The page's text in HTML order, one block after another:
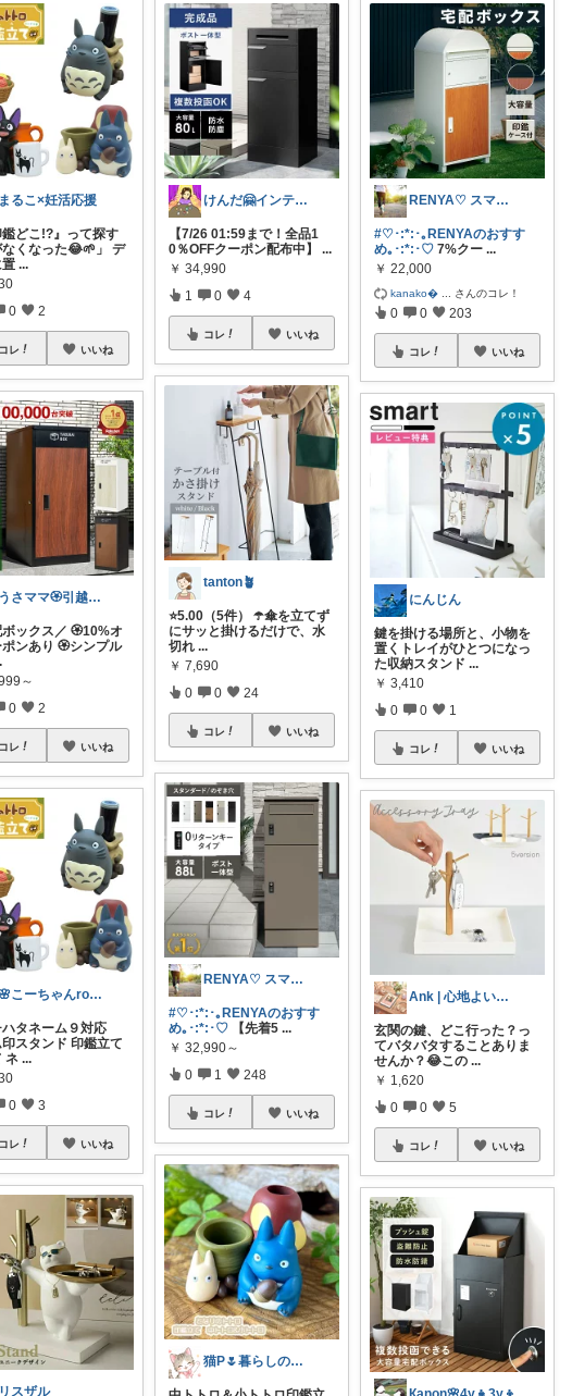
まるこ×妊活応援
鑑どこ!?』って探す
くなった😂🌱」 デ
置 ...
0 2
コレ いいね
うさママ🏵️引越ギフト&ごみ箱＆収納
ボックス／ 🏵️10%オ
ポンあり 🏵️シンプル
～
0 2
コレ いいね
🌸こーちゃんroom🌸
ハタネーム９対応
スタンド 印鑑立て
ネ ...
0 3
コレ いいね
リスザル
けんだ🤗インテリア多め
【7/26 01:59まで！全品1
0％OFFクーポン配布中】...
￥ 34,990
1 0 4
コレ いいね
tanton🪴
⭐5.00（5件） ☂️傘を立てず
にサッと掛けるだけで、水
切れ ...
￥ 7,690
0 0 24
コレ いいね
RENYA♡ スマホアイテムの部屋
#♡･:*:･｡RENYAのおすす
め｡･:*:･♡ 【先着5 ...
￥ 32,990～
0 1 248
コレ いいね
猫P🌷暮らしの中で見つけたお気に入り
RENYA♡ スマホアイテムの部屋
#♡･:*:･｡RENYAのおすす
め｡･:*:･♡ 7%クー ...
￥ 22,000
kanako さんのコレ！
0 0 203
コレ いいね
にんじん
鍵を掛ける場所と、小物を
置くトレイがひとつになっ
た収納スタンド ...
￥ 3,410
0 0 1
コレ いいね
Ank | 心地よい暮らし
玄関の鍵、どこ行った？っ
てバタバタすることありま
せんか？😂この ...
￥ 1,620
0 0 5
コレ いいね